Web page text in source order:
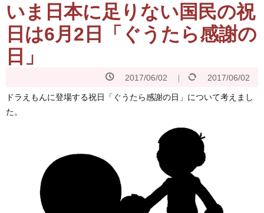
いま日本に足りない国民の祝
日は6月2日「ぐうたら感謝の
日」
2017/06/02 2017/06/02
ドラえもんに登場する祝日「ぐうたら感謝の日」について考えまし
た。